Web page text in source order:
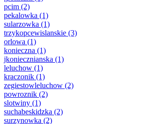
pcim (2)
pekalowka (1)
sularzowka (1)
trzykopcewislanskie (3)
orlowa (1)
konieczna (1)
jkoniecznianska (1)
leluchow (1)
kraczonik (1)
zegiestowleluchow (2)
powroznik (2)
slotwiny (1)
suchabeskidzka (2)
surzynowka (2)